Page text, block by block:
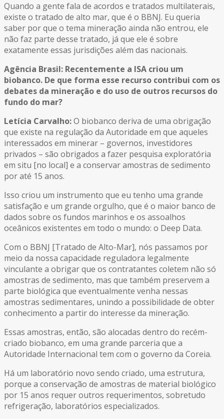
Quando a gente fala de acordos e tratados multilaterais,
existe o tratado de alto mar, que é o BBNJ. Eu queria
saber por que o tema mineração ainda não entrou, ele
não faz parte desse tratado, já que ele é sobre
exatamente essas jurisdições além das nacionais.
Agência Brasil: Recentemente a ISA criou um
biobanco. De que forma esse recurso contribui com os
debates da mineração e do uso de outros recursos do
fundo do mar?
Letícia Carvalho:O biobanco deriva de uma obrigação
que existe na regulação da Autoridade em que aqueles
interessados em minerar – governos, investidores
privados – são obrigados a fazer pesquisa exploratória
em situ [no local] e a conservar amostras de sedimento
por até 15 anos.
Isso criou um instrumento que eu tenho uma grande
satisfação e um grande orgulho, que é o maior banco de
dados sobre os fundos marinhos e os assoalhos
oceânicos existentes em todo o mundo: o Deep Data.
Com o BBNJ [Tratado de Alto-Mar], nós passamos por
meio da nossa capacidade reguladora legalmente
vinculante a obrigar que os contratantes coletem não só
amostras de sedimento, mas que também preservem a
parte biológica que eventualmente venha nessas
amostras sedimentares, unindo a possibilidade de obter
conhecimento a partir do interesse da mineração.
Essas amostras, então, são alocadas dentro do recém-
criado biobanco, em uma grande parceria que a
Autoridade Internacional tem com o governo da Coreia.
Há um laboratório novo sendo criado, uma estrutura,
porque a conservação de amostras de material biológico
por 15 anos requer outros requerimentos, sobretudo
refrigeração, laboratórios especializados.